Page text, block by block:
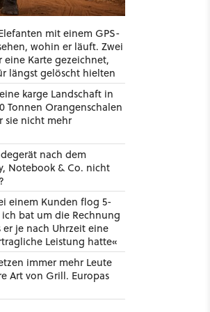
mit einem GPS-
wohin er läuft. Zwei
eine Karte gezeichnet,
längst gelöscht hielten
karge Landschaft in
Tonnen Orangenschalen
sie nicht mehr
nach dem
Notebook & Co. nicht
einem Kunden flog 5-
bat um die Rechnung
je nach Uhrzeit eine
Leistung hatte«
immer mehr Leute
Art von Grill. Europas